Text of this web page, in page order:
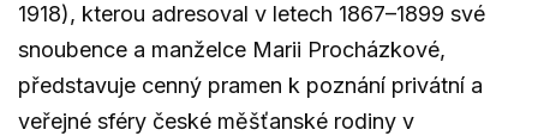
1918), kterou adresoval v letech 1867–1899 své
snoubence a manželce Marii Procházkové,
představuje cenný pramen k poznání privátní a
veřejné sféry české měšťanské rodiny v